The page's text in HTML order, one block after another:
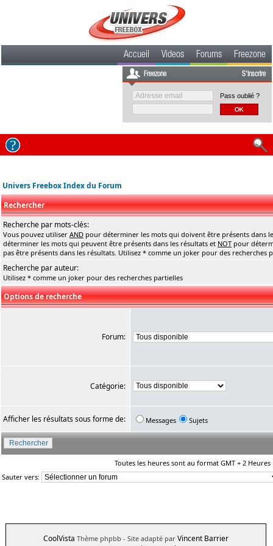
Accueil Videos Forums Freezone
Freezone S'inscrire
Pass oublié ?
Univers Freebox Index du Forum
Rechercher
Recherche par mots-clés:
Vous pouvez utiliser AND pour déterminer les mots qui doivent être présents dans
déterminer les mots qui peuvent être présents dans les résultats et NOT pour
pas être présents dans les résultats. Utilisez * comme un joker pour des recherches
Recherche par auteur:
Utilisez * comme un joker pour des recherches partielles
Options de recherche
Forum:
Catégorie:
Afficher les résultats sous forme de: Messages Sujets
Toutes les heures sont au format GMT + 2 Heures
Sauter vers:
CoolVista Thème phpbb - Site adapté par Vincent Barrier